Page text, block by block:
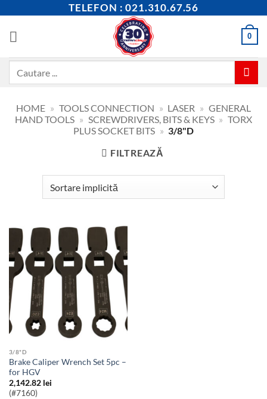
content
TELEFON : 021.310.67.56
0
HOME » TOOLS CONNECTION » LASER » GENERAL
HAND TOOLS » SCREWDRIVERS, BITS & KEYS » TORX
PLUS SOCKET BITS » 3/8"D
FILTREAZĂ
3/8"D
Brake Caliper Wrench Set 5pc –
for HGV
2,142.82 lei
(#7160)